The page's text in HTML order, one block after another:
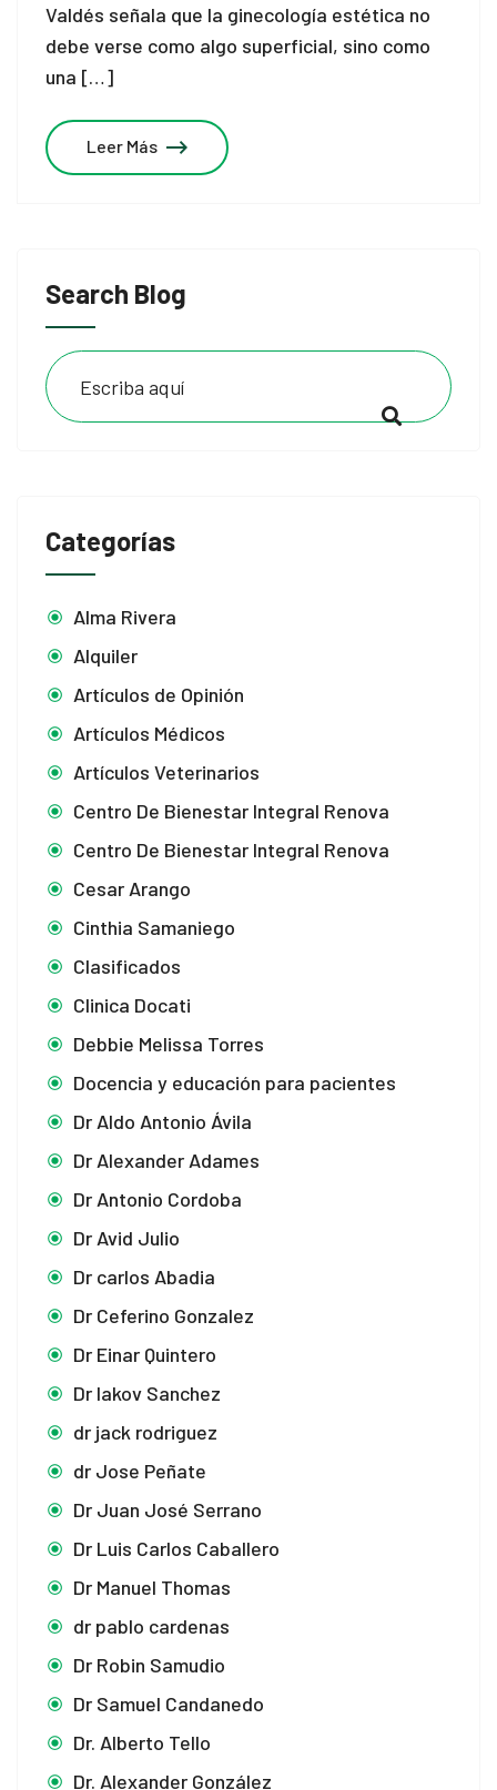
Search Blog
Categorías
Alma Rivera
Alquiler
Artículos de Opinión
Artículos Médicos
Artículos Veterinarios
Centro De Bienestar Integral Renova
Centro De Bienestar Integral Renova
Cesar Arango
Cinthia Samaniego
Clasificados
Clinica Docati
Debbie Melissa Torres
Docencia y educación para pacientes
Dr Aldo Antonio Ávila
Dr Alexander Adames
Dr Antonio Cordoba
Dr Avid Julio
Dr carlos Abadia
Dr Ceferino Gonzalez
Dr Einar Quintero
Dr Iakov Sanchez
dr jack rodriguez
dr Jose Peñate
Dr Juan José Serrano
Dr Luis Carlos Caballero
Dr Manuel Thomas
dr pablo cardenas
Dr Robin Samudio
Dr Samuel Candanedo
Dr. Alberto Tello
Dr. Alexander González
Valdés señala que la ginecología estética no
debe verse como algo superficial, sino como
una […]
Leer Más